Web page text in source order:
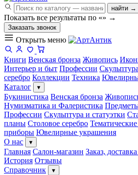
найти →
Показать все результаты по «» →
Заказать звонок
Открыть меню
Книги Венская бронза Живопись
Интерьер и быт Профессии Скульптура
серебро Коллекции Техника
Каталог
▾
Букинистика Венская бронза
Нумизматика и Фалеристика
Профессии Скульптура и статуэтки
планы Столовое серебро
приборы Ювелирные украшения
О нас
▾
Главная Салон-магазин Заказ,
История Отзывы
Справочник
▾